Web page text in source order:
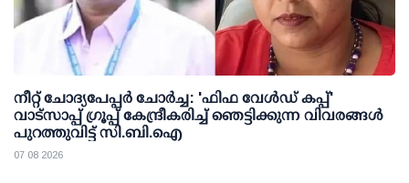
നീറ്റ് ചോദ്യപേപ്പര്‍ ചോര്‍ച്ച: 'ഫിഫ വേള്‍ഡ് കപ്പ്'
വാട്സാപ്പ് ഗ്രൂപ്പ് കേന്ദ്രീകരിച്ച് ഞെട്ടിക്കുന്ന വിവരങ്ങള്‍
പുറത്തുവിട്ട് സി.ബി.ഐ
07 08 2026